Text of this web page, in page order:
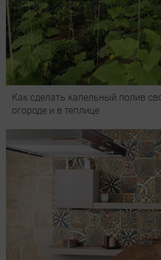
Как сделать капельный полив
огороде и в теплице